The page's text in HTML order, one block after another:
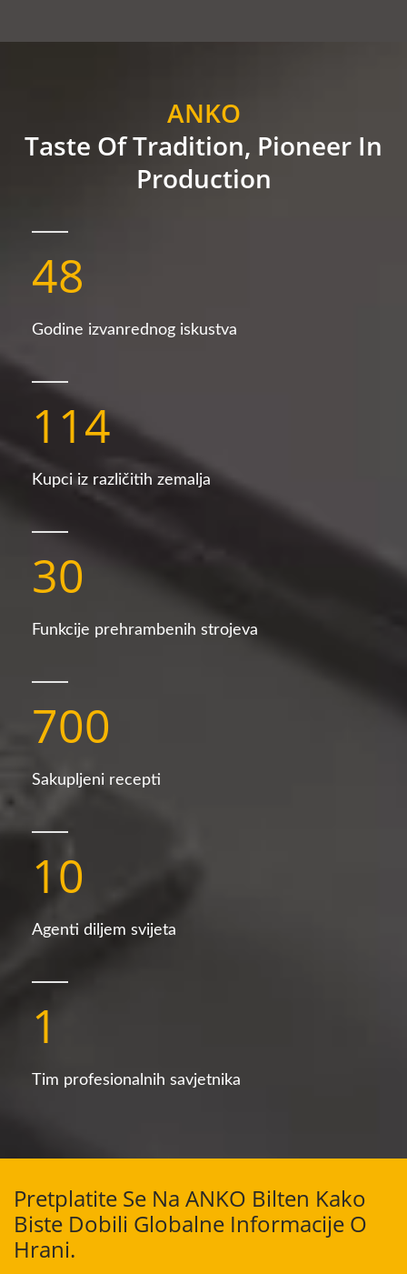
ANKO
Taste Of Tradition, Pioneer In
Production
48
Godine izvanrednog iskustva
114
Kupci iz različitih zemalja
30
Funkcije prehrambenih strojeva
700
Sakupljeni recepti
10
Agenti diljem svijeta
1
Tim profesionalnih savjetnika
Pretplatite Se Na ANKO Bilten Kako
Biste Dobili Globalne Informacije O
Hrani.